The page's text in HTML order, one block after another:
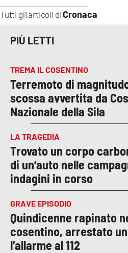
Tutti gli articoli diCronaca
PIÙ LETTI
TREMA IL COSENTINO
Terremoto di
scossa avvertita da
Nazionale della Sila
LA TRAGEDIA
Trovato un corpo
di un’auto nelle
indagini in corso
GRAVE EPISODIO
Quindicenne rapinato
cosentino, arrestato
l’allarme al 112